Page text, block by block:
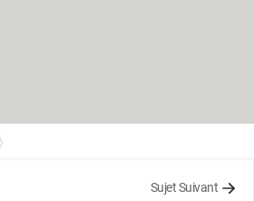
Sujet Suivant